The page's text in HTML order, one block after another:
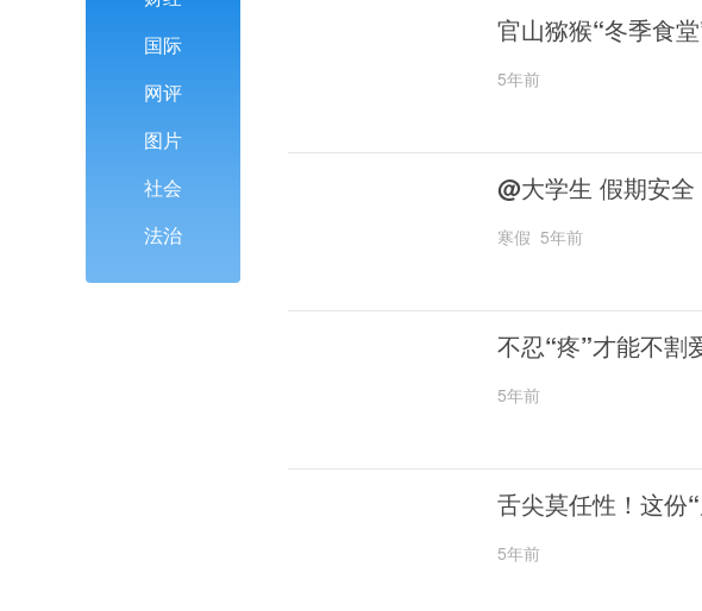
国际
网评
图片
社会
法治
官山猕猴“冬季食堂
5年前
@大学生 假期安
寒假 5年前
不忍“疼”才能不割
5年前
舌尖莫任性！这份
5年前